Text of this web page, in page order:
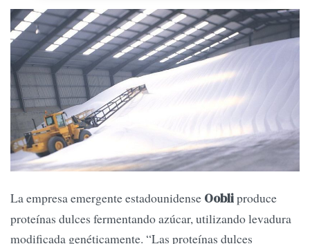
La empresa emergente estadounidense Oobliproduce
proteínas dulces fermentando azúcar, utilizando levadura
modificada genéticamente. “Las proteínas dulces